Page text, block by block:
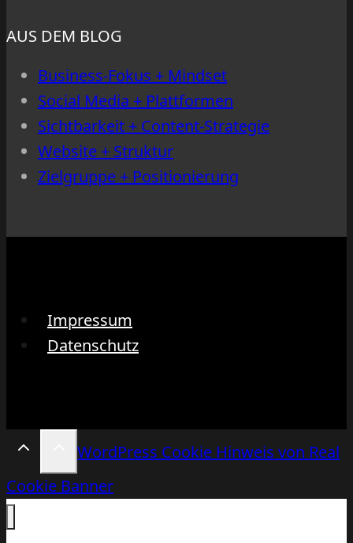
AUS DEM BLOG
Business-Fokus + Mindset
Social Media + Plattformen
Sichtbarkeit + Content-Strategie
Website + Struktur
Zielgruppe + Positionierung
Impressum
Datenschutz
WordPress Cookie Hinweis von Real
Cookie Banner